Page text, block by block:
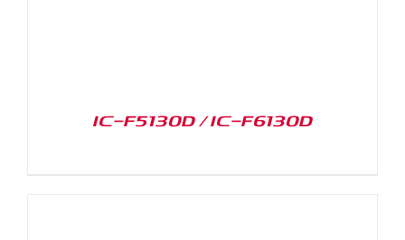
IC-F5130D / IC-F6130D